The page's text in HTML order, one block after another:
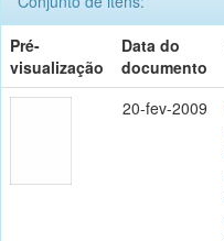
Pré-
visualização
Data do
documento
20-fev-2009